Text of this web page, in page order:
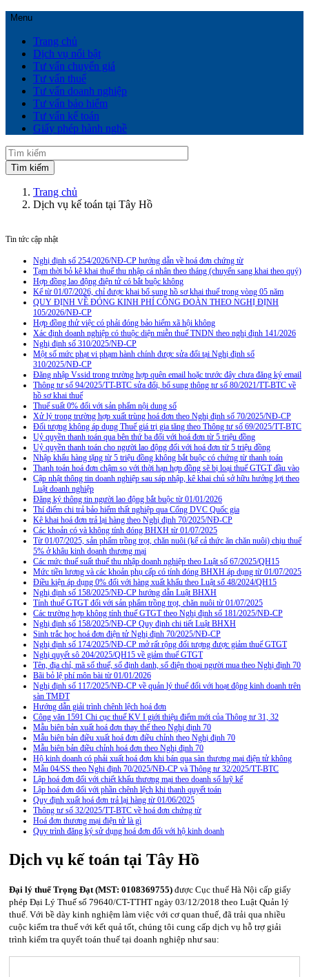
Menu
Trang chủ
Dịch vụ nổi bật
Tư vấn chuyển giá
Tư vấn thuế
Tư vấn doanh nghiệp
Tư vấn bảo hiểm
Tư vấn kế toán
Giấy phép hành nghề
Trang chủ
Dịch vụ kế toán tại Tây Hồ
Tin tức cập nhật
Nghị định số 254/2026/NĐ-CP hướng dẫn về hoá đơn chứng từ
Tạm thời bỏ kê khai thuế thu nhập cá nhân theo tháng (chuyển sang khai theo quý)
Hợp đồng lao động điện tử có bắt buộc không
Kể từ 01/07/2026, chỉ được khai bổ sung hồ sơ khai thuế trong vòng 05 năm
QUY ĐỊNH VỀ ĐÓNG KINH PHÍ CÔNG ĐOÀN THEO NGHỊ ĐỊNH
105/2026/NĐ-CP
Hợp đồng thử việc có phải đóng bảo hiểm xã hội không
Xác định doanh nghiệp có thuộc diện miễn thuế TNDN theo nghị định 141/2026
Nghị định số 310/2025/NĐ-CP
Một số mức phạt vi phạm hành chính được sửa đổi tại Nghị định số
310/2025/NĐ-CP
Đăng nhập Vssid trong trường hợp quên email hoặc trước đây chưa đăng ký email
Thông tư số 94/2025/TT-BTC sửa đổi, bổ sung thông tư số 80/2021/TT-BTC về
hồ sơ khai thuế
Thuế suất 0% đối với sản phẩm nội dung số
Xử lý trong trường hợp xuất trùng hoá đơn theo Nghị định số 70/2025/NĐ-CP
Đối tượng không áp dụng Thuế giá trị gia tăng theo Thông tư số 69/2025/TT-BTC
Uỷ quyền thanh toán qua bên thứ ba đối với hoá đơn từ 5 triệu đồng
Uỷ quyền thanh toán cho người lao động đối với hoá đơn từ 5 triệu đồng
Nhập khẩu hàng tặng từ 5 triệu đồng không bắt buộc có chứng từ thanh toán
Thanh toán hoá đơn chậm so với thời hạn hợp đồng sẽ bị loại thuế GTGT đầu vào
Cập nhật thông tin doanh nghiệp sau sáp nhập, kê khai chủ sở hữu hưởng lợi theo
Luật doanh nghiệp
Đăng ký thông tin người lao động bắt buộc từ 01/01/2026
Thí điểm chi trả bảo hiểm thất nghiệp qua Cổng DVC Quốc gia
Kê khai hoá đơn trả lại hàng theo Nghị định 70/2025/NĐ-CP
Các khoản có và không tính đóng BHXH từ 01/07/2025
Từ 01/07/2025, sản phẩm trồng trọt, chăn nuôi (kể cả thức ăn chăn nuôi) chịu thuế
5% ở khâu kinh doanh thương mại
Các mức thuế suất thuế thu nhập doanh nghiệp theo Luật số 67/2025/QH15
Mức tiền lương và các khoản phụ cấp có tính đóng BHXH áp dụng từ 01/07/2025
Điều kiện áp dụng 0% đối với hàng xuất khẩu theo Luật số 48/2024/QH15
Nghị định số 158/2025/NĐ-CP hướng dẫn Luật BHXH
Tính thuế GTGT đối với sản phẩm trồng trọt, chăn nuôi từ 01/07/2025
Các trường hợp không tính thuế GTGT theo Nghị định số 181/2025/NĐ-CP
Nghị định số 158/2025/NĐ-CP Quy định chi tiết Luật BHXH
Sinh trắc học hoá đơn điện tử Nghị định 70/2025/NĐ-CP
Nghị định số 174/2025/NĐ-CP mở rất rộng đối tượng được giảm thuế GTGT
Nghị quyết sô 204/2025/QH15 về giảm thuế GTGT
Tên, địa chỉ, mã số thuế, số định danh, số điện thoại người mua theo Nghị định 70
Bãi bỏ lệ phí môn bài từ 01/01/2026
Nghị định số 117/2025/NĐ-CP về quản lý thuế đối với hoạt động kinh doanh trên
sàn TMĐT
Hướng dẫn giải trình chênh lệch hoá đơn
Công văn 1591 Chi cục thuế KV I giới thiệu điểm mới của Thông tư 31, 32
Mẫu biên bản xuất hoá đơn thay thế theo Nghị định 70
Mẫu biên bản điều xuất hoá đơn điều chỉnh theo Nghị định 70
Mẫu biên bản điều chỉnh hoá đơn theo Nghị định 70
Hộ kinh doanh có phải xuất hoá đơn khi bán qua sàn thương mại điện tử không
Mẫu 04/SS theo Nghi định 70/2025/NĐ-CP và Thông tư 32/2025/TT-BTC
Lập hoá đơn đối với chiết khấu thương mại theo doanh số luỹ kế
Lập hoá đơn đối với phần chênh lệch khi thanh quyết toán
Quy định xuất hoá đơn trả lại hàng từ 01/06/2025
Thông tư số 32/2025/TT-BTC về hoá đơn chứng từ
Hoá đơn thương mại điện tử là gì
Quy trình đăng ký sử dụng hoá đơn đối với hộ kinh doanh
Dịch vụ kế toán tại Tây Hồ
Đại lý thuế Trọng Đạt (MST: 0108369755) được Cục thuế Hà Nội cấp giấy
phép Đại Lý Thuế số 79640/CT-TTHT ngày 03/12/2018 theo Luật Quản lý
thuế. Với bề dày kinh nghiệm làm việc với cơ quan thuế, đã trải qua nhiều
cuộc kiểm tra thuế với kết quả tốt, chúng tôi cung cấp dịch vụ hỗ trợ giải
trình kiểm tra quyết toán thuế tại doanh nghiệp như sau: